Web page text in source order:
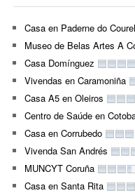
Casa en Paderne do Courel
Museo de Belas Artes A
Casa Domínguez
Vivendas en Caramoniña
Casa A5 en Oleiros
Centro de Saúde en
Casa en Corrubedo
Vivenda San Andrés
MUNCYT Coruña
Casa en Santa Rita